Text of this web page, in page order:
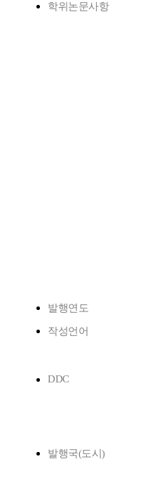
학위논문사항
발행연도
작성언어
DDC
발행국(도시)